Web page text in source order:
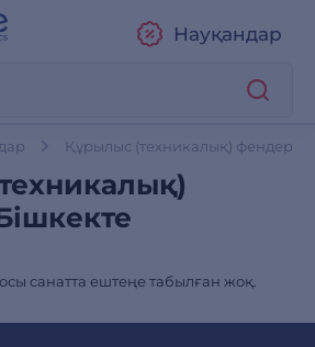
Науқандар
Құрылыс (техникалық) фендер
санатта ештеңе табылған жоқ.